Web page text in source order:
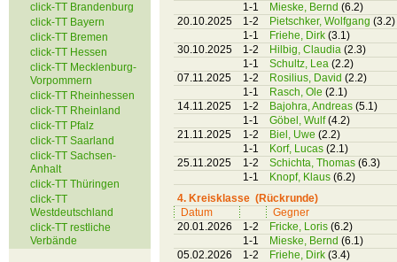
click-TT Brandenburg
click-TT Bayern
click-TT Bremen
click-TT Hessen
click-TT Mecklenburg-
Vorpommern
click-TT Rheinhessen
click-TT Rheinland
click-TT Pfalz
click-TT Saarland
click-TT Sachsen-
Anhalt
click-TT Thüringen
click-TT
Westdeutschland
click-TT restliche
Verbände
1-1
Mieske, Bernd (6.2)
20.10.2025
1-2 Pietschker, Wolfgang (3.2)
1-1
Friehe, Dirk (3.1)
30.10.2025
1-2 Hilbig, Claudia (2.3)
1-1
Schultz, Lea (2.2)
07.11.2025
1-2 Rosilius, David (2.2)
1-1
Rasch, Ole (2.1)
14.11.2025
1-2 Bajohra, Andreas (5.1)
1-1
Göbel, Wulf(4.2)
21.11.2025
1-2 Biel, Uwe (2.2)
1-1
Korf, Lucas (2.1)
25.11.2025
1-2 Schichta, Thomas (6.3)
1-1
Knopf, Klaus (6.2)
4. Kreisklasse (Rückrunde)
Datum
Gegner
20.01.2026
1-2 Fricke, Loris (6.2)
1-1
Mieske, Bernd (6.1)
05.02.2026
1-2 Friehe, Dirk (3.4)